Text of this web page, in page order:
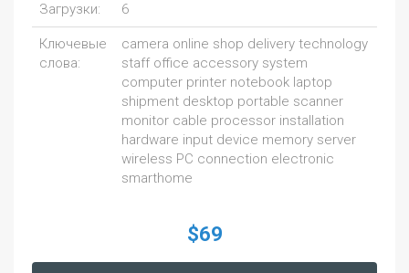
Загрузки: 6
Ключевые
слова:
camera online shop delivery technology
staff office accessory system
computer printer notebook laptop
shipment desktop portable scanner
monitor cable processor installation
hardware input device memory server
wireless PC connection electronic
smarthome
$69